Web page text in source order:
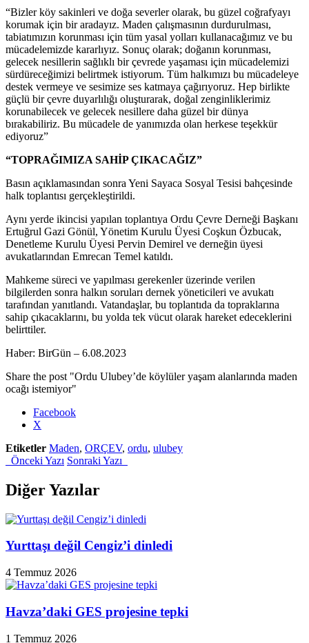
“Bizler köy sakinleri ve doğa severler olarak, bu güzel coğrafyayı
korumak için bir aradayız. Maden çalışmasının durdurulması,
tabiatımızın korunması için tüm yasal yolları kullanacağımız ve bu
mücadelemizde kararlıyız. Sonuç olarak; doğanın korunması,
gelecek nesillerin sağlıklı bir çevrede yaşaması için mücadelemizi
sürdüreceğimizi belirtmek istiyorum. Tüm halkımızı bu mücadeleye
destek vermeye ve sesimize ses katmaya çağırıyoruz. Hep birlikte
güçlü bir çevre duyarlılığı oluşturarak, doğal zenginliklerimiz
korunabilecek ve gelecek nesillere daha güzel bir dünya
bırakabiliriz. Bu mücadele de yanımızda olan herkese teşekkür
ediyoruz”
“TOPRAĞIMIZA SAHİP ÇIKACAĞIZ”
Basın açıklamasından sonra Yeni Sayaca Sosyal Tesisi bahçesinde
halk toplantısı gerçekleştirildi.
Aynı yerde ikincisi yapılan toplantıya Ordu Çevre Derneği Başkanı
Ertuğrul Gazi Gönül, Yönetim Kurulu Üyesi Coşkun Özbucak,
Denetleme Kurulu Üyesi Pervin Demirel ve derneğin üyesi
avukatlarından Emrecan Temel katıldı.
Mahkeme süreci ve yapılması gerekenler üzerinde verilen
bilgilerden sonra halkın soruları dernek yöneticileri ve avukatı
tarafından yanıtlandı. Vatandaşlar, bu toplantıda da topraklarına
sahip çıkacaklarını, bu yolda tek vücut olarak hareket edeceklerini
belirttiler.
Haber: BirGün – 6.08.2023
Share the post "Ordu Ulubey’de köylüler yaşam alanlarında maden
ocağı istemiyor"
Facebook
X
Etiketler Maden, ORÇEV, ordu, ulubey
Önceki Yazı Sonraki Yazı
Diğer Yazılar
Yurttaşı değil Cengiz’i dinledi
4 Temmuz 2026
Havza’daki GES projesine tepki
1 Temmuz 2026